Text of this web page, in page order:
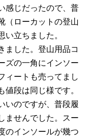
感じだったので、普
（ローカットの登山
立ちました。
ました。登山用品コ
ズの一角にインソー
ィートも売ってまし
値段は同じ様です。
いのですが、普段履
ませんでした。スー
のインソールが幾つ